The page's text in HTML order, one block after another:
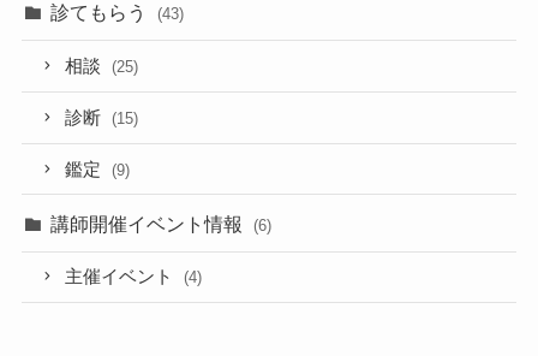
診てもらう (43)
相談 (25)
診断 (15)
鑑定 (9)
講師開催イベント情報 (6)
主催イベント (4)